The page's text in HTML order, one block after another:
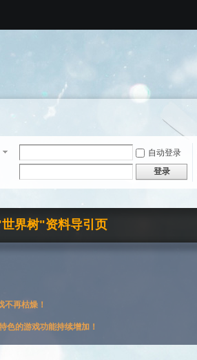
自动登录
登录
界树"资料导引页
不再枯燥！
色的游戏功能持续增加！